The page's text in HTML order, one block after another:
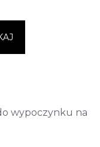
wypoczynku na